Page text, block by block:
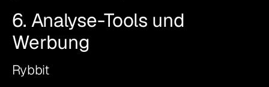
6. Analyse-Tools und
Werbung
Rybbit